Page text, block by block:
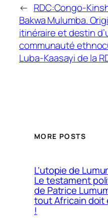
← RDC:Congo-
Bakwa Mulumba.
itinéraire et destin
communauté
Luba-Kaasayi de la
MORE POSTS
L’utopie de
Le testament
de Patrice
tout Africain doit
!